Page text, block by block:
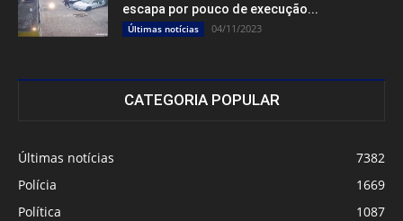
escapa por pouco de execução...
Últimas notícias 04/11/2023
CATEGORIA POPULAR
Últimas notícias
7382
Polícia
1669
Política
1087